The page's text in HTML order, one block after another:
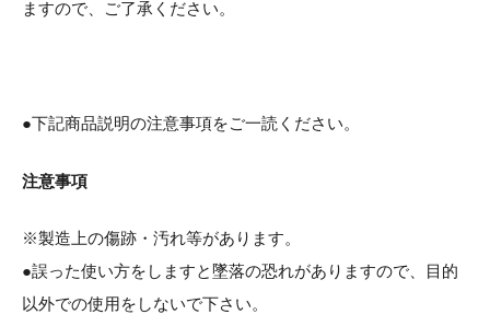
ますので、ご了承ください。
●下記商品説明の注意事項をご一読ください。
注意事項
※製造上の傷跡・汚れ等があります。
●誤った使い方をしますと墜落の恐れがありますので、目的
以外での使用をしないで下さい。